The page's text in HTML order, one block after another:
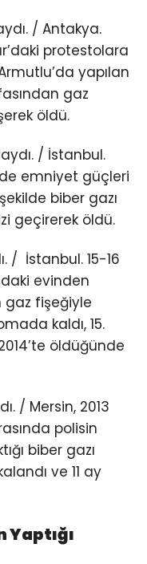
/ Antakya.
protestolara
yapılan
gaz
öldü.
/ İstanbul.
emniyet güçleri
biber gazı
geçirerek öldü.
/ İstanbul. 15-16
evinden
gaz fişeğiyle
kaldı, 15.
öldüğünde
/ Mersin, 2013
polisin
biber gazı
ve 11 ay